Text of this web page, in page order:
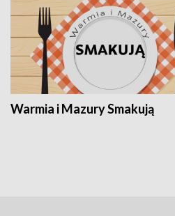
Warmia i Mazury Smakują